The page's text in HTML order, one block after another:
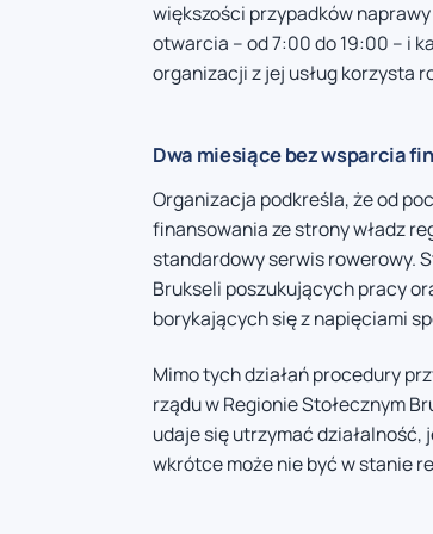
większości przypadków
otwarcia – od 7:00 do 19:00 – i
organizacji z jej usług korzysta
Dwa miesiące bez wsparcia
Organizacja podkreśla, że od
finansowania ze strony władz
standardowy serwis rowerowy.
Brukseli poszukujących pracy
borykających się z napięciami
Mimo tych działań procedury
rządu w Regionie Stołecznym
udaje się utrzymać
wkrótce może nie być w stanie